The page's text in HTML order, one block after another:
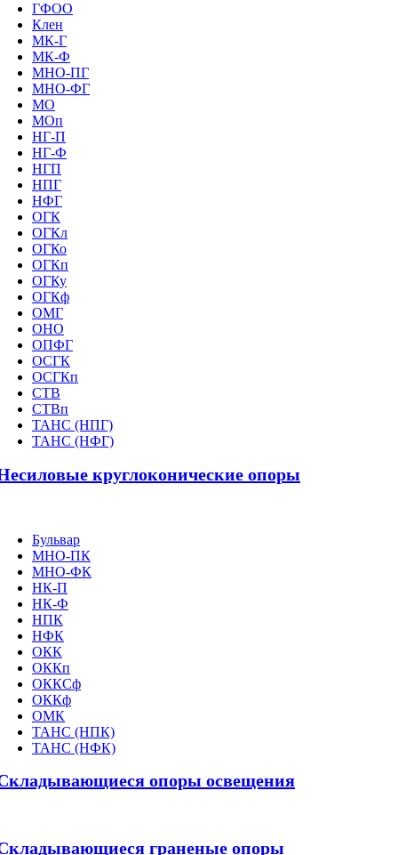
ГФОО
Клен
МК-Г
МК-Ф
МНО-ПГ
МНО-ФГ
МО
МОп
НГ-П
НГ-Ф
НГП
НПГ
НФГ
ОГК
ОГКл
ОГКо
ОГКп
ОГКу
ОГКф
ОМГ
ОНО
ОПФГ
ОСГК
ОСГКп
СТВ
СТВп
ТАНС (НПГ)
ТАНС (НФГ)
круглоконические опоры
Бульвар
МНО-ПК
МНО-ФК
НК-П
НК-Ф
НПК
НФК
ОКК
ОККп
ОККСф
ОККф
ОМК
ТАНС (НПК)
ТАНС (НФК)
опоры освещения
граненые опоры